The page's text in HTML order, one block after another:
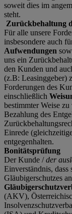
soweit dies im
steht.
Zurückbehaltung
Für alle unsere
insbesondere auch
Aufwendungen
uns ein
den Kunden und
(z.B: Leasinggeber)
Forderungen des
einschließlich
bestimmter Weise
Bezahlung des
Einrede
entgegenhalten.
Bonitätsprüfung
Der Kunde /der
Einverständnis,
Gläubigerschutzes
(AKV),